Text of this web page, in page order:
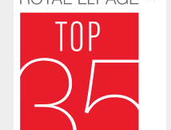
En cliquant sur le
consentez à nos
nous fournissez
communiquer avec vous.